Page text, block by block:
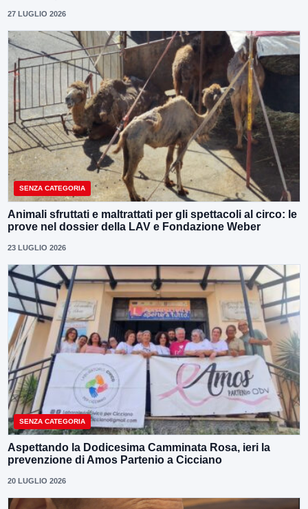
27 LUGLIO 2026
SENZA CATEGORIA
Animali sfruttati e maltrattati per gli spettacoli al circo: le
prove nel dossier della LAV e Fondazione Weber
23 LUGLIO 2026
SENZA CATEGORIA
Aspettando la Dodicesima Camminata Rosa, ieri la
prevenzione di Amos Partenio a Cicciano
20 LUGLIO 2026